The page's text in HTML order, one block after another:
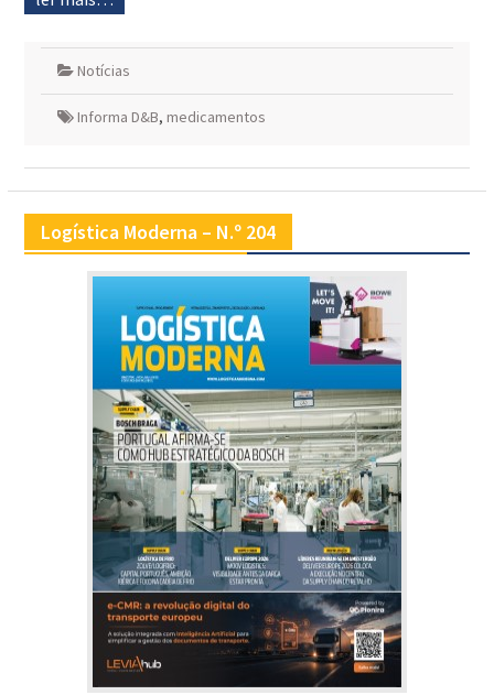
Notícias
Informa D&B, medicamentos
Logística Moderna – N.º 204